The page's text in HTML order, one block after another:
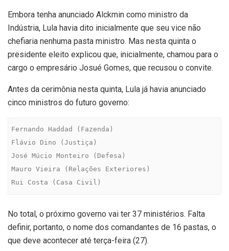
Embora tenha anunciado Alckmin como ministro da
Indústria, Lula havia dito inicialmente que seu vice não
chefiaria nenhuma pasta ministro. Mas nesta quinta o
presidente eleito explicou que, inicialmente, chamou para o
cargo o empresário Josué Gomes, que recusou o convite.
Antes da cerimônia nesta quinta, Lula já havia anunciado
cinco ministros do futuro governo:
Fernando Haddad (Fazenda)
Flávio Dino (Justiça)
José Múcio Monteiro (Defesa)
Mauro Vieira (Relações Exteriores)
Rui Costa (Casa Civil)
No total, o próximo governo vai ter 37 ministérios. Falta
definir, portanto, o nome dos comandantes de 16 pastas, o
que deve acontecer até terça-feira (27).